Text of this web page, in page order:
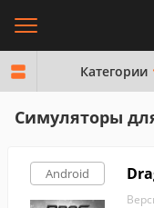
Категории
Симуляторы
Android